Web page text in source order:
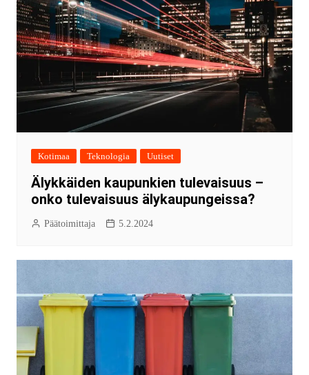
Kotimaa Teknologia Uutiset
Älykkäiden kaupunkien tulevaisuus –
onko tulevaisuus älykaupungeissa?
Päätoimittaja 5.2.2024